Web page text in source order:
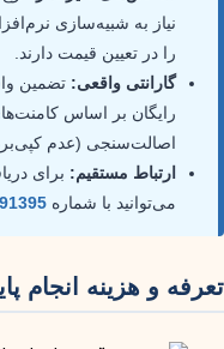
نیاز به شبیه‌سازی
را در تعیین قیمت دارند.
گارانتی واقعی: تضمین
رایگان بر اساس
اصالت‌سنجی (عدم
ارتباط مستقیم: برای
می‌توانید با شماره
تعرفه و هزینه انجام